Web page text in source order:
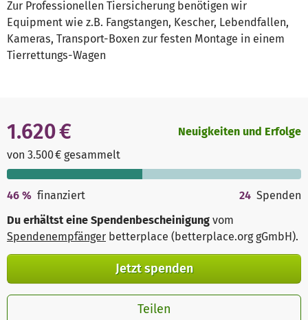
Zur Professionellen Tiersicherung benötigen wir
Equipment wie z.B. Fangstangen, Kescher, Lebendfallen,
Kameras, Transport-Boxen zur festen Montage in einem
Tierrettungs-Wagen
1.620 €
von 3.500 € gesammelt
Neuigkeiten und Erfolge
46 % finanziert 24 Spenden
Du erhältst eine Spendenbescheinigung vom
Spendenempfänger betterplace (betterplace.org gGmbH).
Jetzt spenden
Teilen